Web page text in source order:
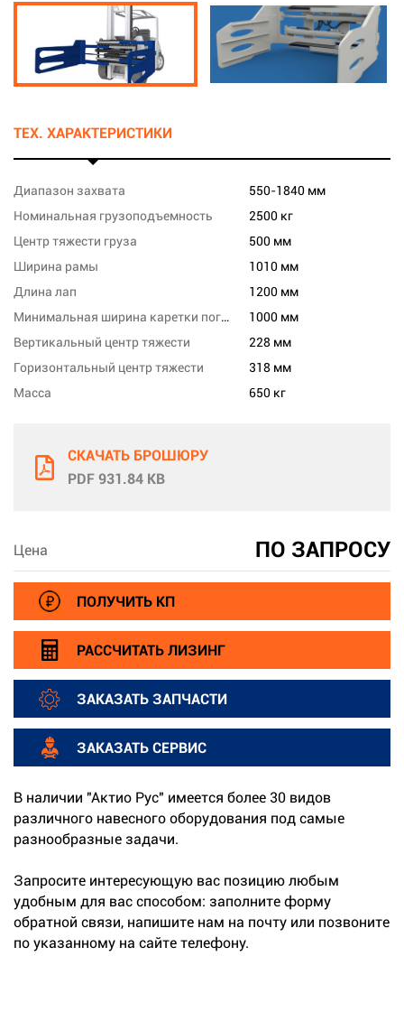
ТЕХ. ХАРАКТЕРИСТИКИ
Диапазон захвата
550-1840 мм
Номинальная грузоподъемность
2500 кг
Центр тяжести груза
500 мм
Ширина рамы
1010 мм
Длина лап
1200 мм
Минимальная ширина каретки погрузчика
1000 мм
Вертикальный центр тяжести
228 мм
Горизонтальный центр тяжести
318 мм
Масса
650 кг
СКАЧАТЬ БРОШЮРУ
PDF 931.84 KB
Цена ПО ЗАПРОСУ
ПОЛУЧИТЬ КП
РАССЧИТАТЬ ЛИЗИНГ
ЗАКАЗАТЬ ЗАПЧАСТИ
ЗАКАЗАТЬ СЕРВИС
В наличии "Актио Рус" имеется более 30 видов
различного навесного оборудования под самые
разнообразные задачи.
Запросите интересующую вас позицию любым
удобным для вас способом: заполните форму
обратной связи, напишите нам на почту или позвоните
по указанному на сайте телефону.